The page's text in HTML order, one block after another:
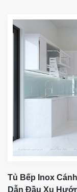
Tủ Bếp Inox
Dẫn Đầu Xu